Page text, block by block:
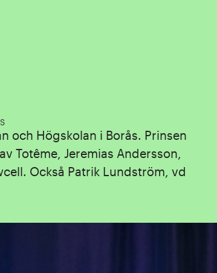
och Högskolan i Borås. Prinsen
Totême, Jeremias Andersson,
Också Patrik Lundström, vd